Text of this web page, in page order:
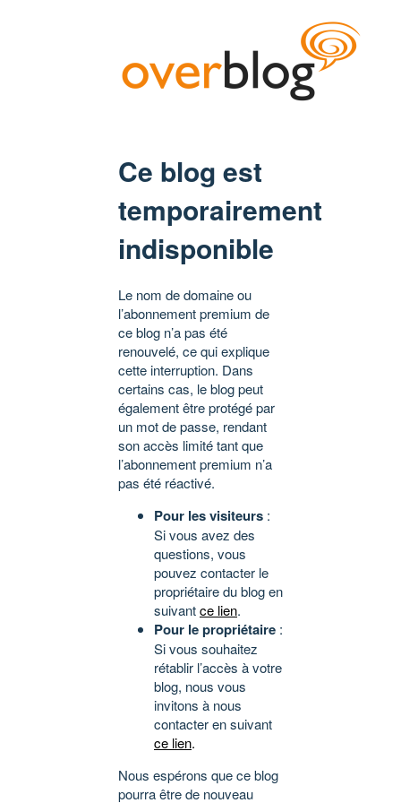
Ce blog est
temporairement
indisponible
Le nom de domaine ou
l’abonnement premium de
ce blog n’a pas été
renouvelé, ce qui explique
cette interruption. Dans
certains cas, le blog peut
également être protégé par
un mot de passe, rendant
son accès limité tant que
l’abonnement premium n’a
pas été réactivé.
Pour les visiteurs :
Si vous avez des
questions, vous
pouvez contacter le
propriétaire du blog en
suivantce lien.
Pour le propriétaire :
Si vous souhaitez
rétablir l’accès à votre
blog, nous vous
invitons à nous
contacter en suivant
ce lien.
Nous espérons que ce blog
pourra être de nouveau